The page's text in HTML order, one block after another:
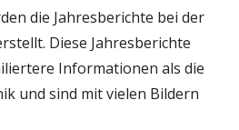
die Jahresberichte bei der
Diese Jahresberichte
Informationen als die
und sind mit vielen Bildern